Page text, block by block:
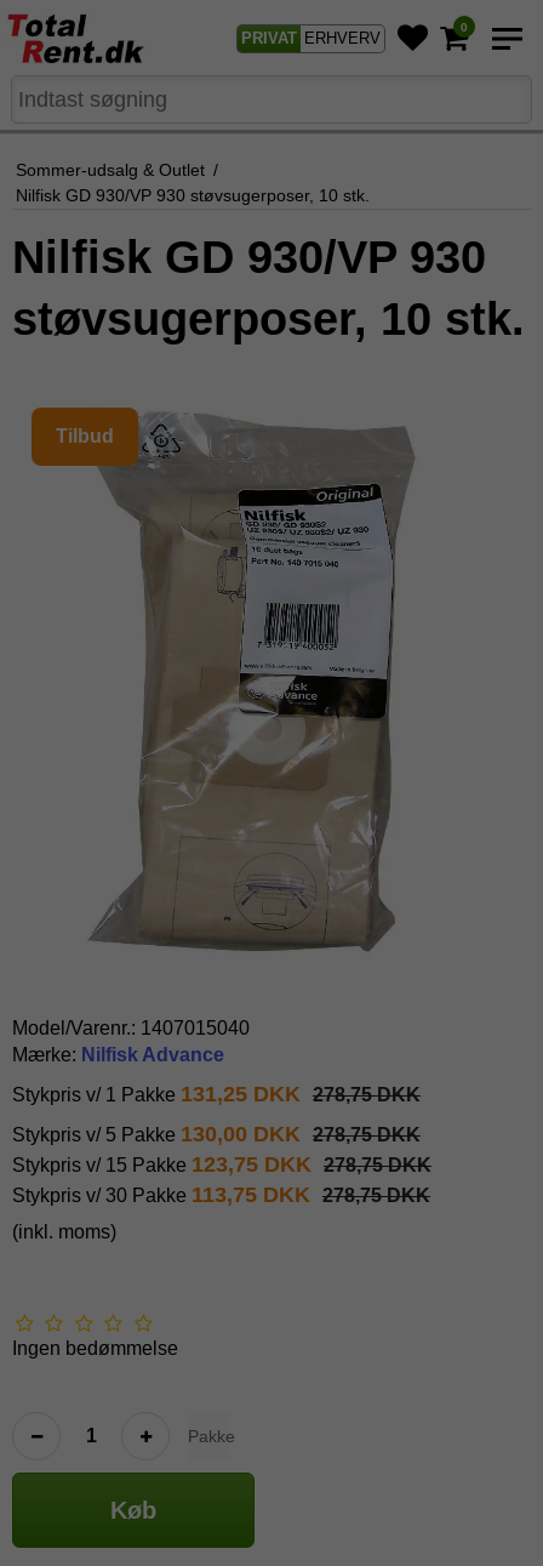
PRIVAT ERHVERV
0
Sommer-udsalg & Outlet /
Nilfisk GD 930/VP 930 støvsugerposer, 10 stk.
Nilfisk GD 930/VP 930
støvsugerposer, 10 stk.
Tilbud
Model/Varenr.: 1407015040
Mærke: Nilfisk Advance
Stykpris v/ 1 Pakke 131,25 DKK
278,75 DKK
Stykpris v/ 5 Pakke 130,00 DKK
278,75 DKK
Stykpris v/ 15 Pakke 123,75 DKK
278,75 DKK
Stykpris v/ 30 Pakke 113,75 DKK
278,75 DKK
(inkl. moms)
Ingen bedømmelse
Pakke
Køb